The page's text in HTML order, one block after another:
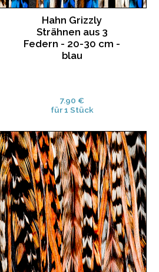
Hahn Grizzly
Strähnen aus 3
Federn - 20-30 cm -
blau
7.90 €
für 1 Stück